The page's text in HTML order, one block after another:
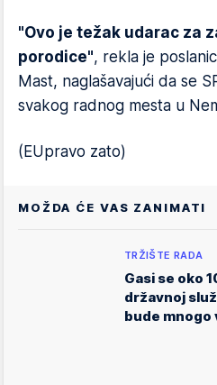
"Ovo je težak udarac za
porodice", rekla je
Mast, naglašavajući da se
svakog radnog mesta u
(EUpravo zato)
MOŽDA ĆE VAS ZANIMATI
TRŽIŠTE RADA
Gasi se oko
državnoj
bude mnogo